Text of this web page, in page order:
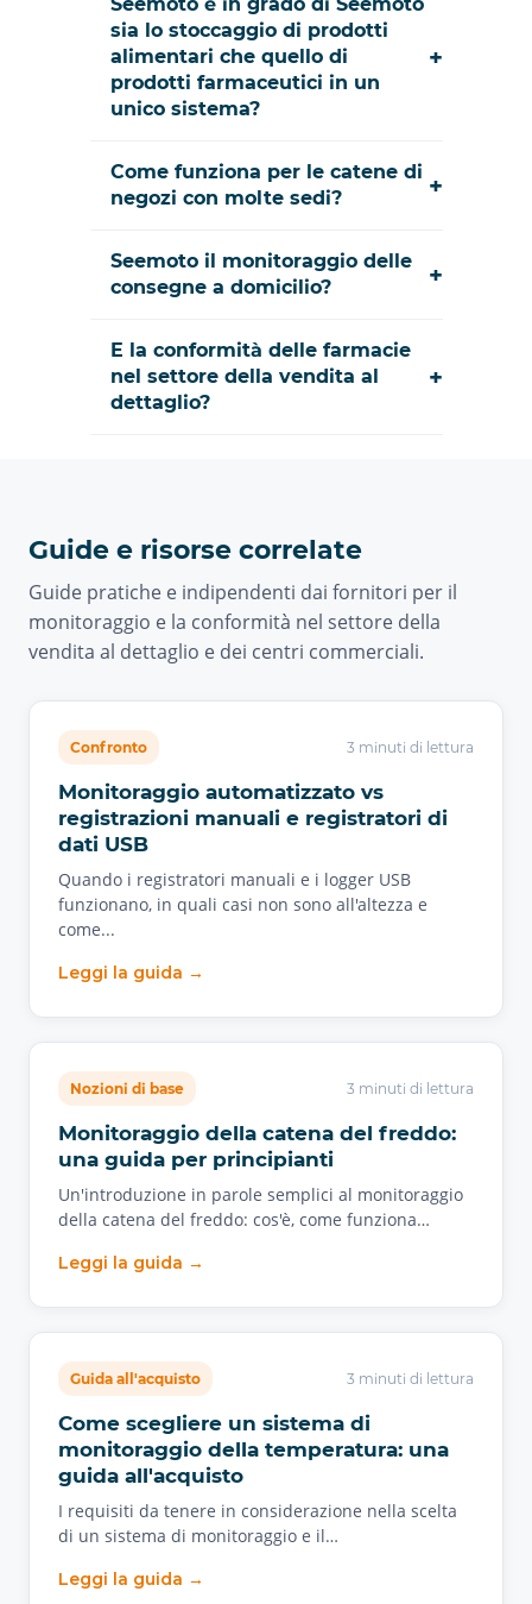
sia lo stoccaggio di prodotti
alimentari che quello di
prodotti farmaceutici in un
unico sistema?
+
Come funziona per le catene di
negozi con molte sedi?
+
Seemoto il monitoraggio delle
consegne a domicilio?
+
E la conformità delle farmacie
nel settore della vendita al
dettaglio?
+
Guide e risorse correlate
Guide pratiche e indipendenti dai fornitori per il
monitoraggio e la conformità nel settore della
vendita al dettaglio e dei centri commerciali.
Confronto 3 minuti di lettura
Monitoraggio automatizzato vs
registrazioni manuali e registratori di
dati USB
Quando i registratori manuali e i logger USB
funzionano, in quali casi non sono all'altezza e
come...
Leggi la guida →
Nozioni di base 3 minuti di lettura
Monitoraggio della catena del freddo:
una guida per principianti
Un'introduzione in parole semplici al monitoraggio
della catena del freddo: cos'è, come funziona…
Leggi la guida →
Guida all'acquisto 3 minuti di lettura
Come scegliere un sistema di
monitoraggio della temperatura: una
guida all'acquisto
I requisiti da tenere in considerazione nella scelta
di un sistema di monitoraggio e il…
Leggi la guida →